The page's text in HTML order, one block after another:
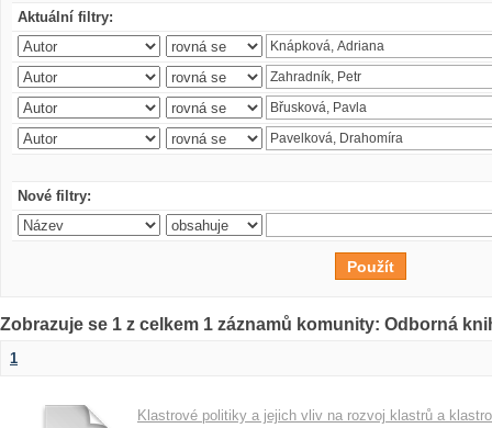
Aktuální filtry:
Nové filtry:
Zobrazuje se 1 z celkem 1 záznamů komunity: Odborná
1
Klastrové politiky a jejich vliv na rozvoj klastrů a